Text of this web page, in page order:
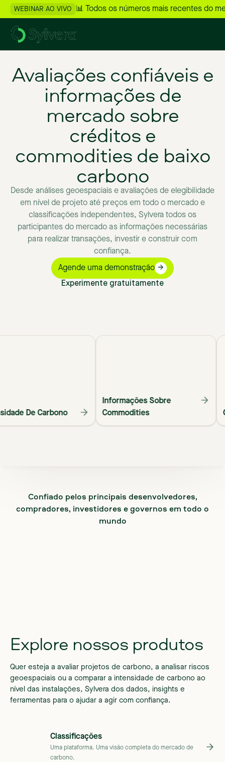
WEBINAR AO VIVO 📊 Todos os números mais recentes do
Avaliações confiáveis e
informações de
mercado sobre
créditos e
commodities de baixo
carbono
Desde análises geoespaciais e avaliações de elegibilidade
em nível de projeto até preços em todo o mercado e
classificações independentes, Sylvera todos os
participantes do mercado as informações necessárias
para realizar transações, investir e construir com
confiança.
Agende uma demonstração
Experimente gratuitamente
De Carbono
Informações Sobre
Commodities
Confiado pelos principais desenvolvedores,
compradores, investidores e governos em todo o
mundo
Explore nossos produtos
Quer esteja a avaliar projetos de carbono, a analisar riscos
geoespaciais ou a comparar a intensidade de carbono ao
nível das instalações, Sylvera dos dados, insights e
ferramentas para o ajudar a agir com confiança.
Classificações
Uma plataforma. Uma visão completa do mercado de
carbono.